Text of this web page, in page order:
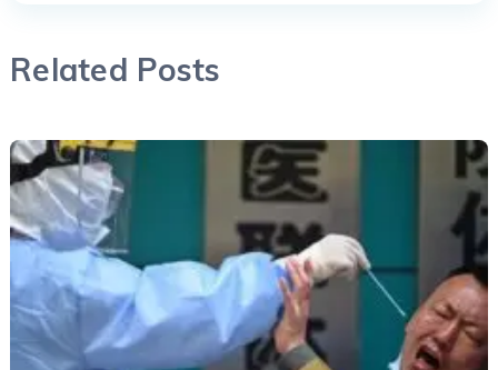
Related Posts